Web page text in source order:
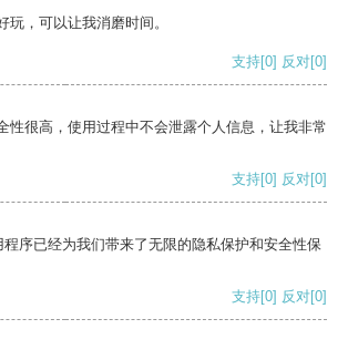
玩，可以让我消磨时间。
支持[0] 反对[0]
性很高，使用过程中不会泄露个人信息，让我非常
支持[0] 反对[0]
序已经为我们带来了无限的隐私保护和安全性保
支持[0] 反对[0]